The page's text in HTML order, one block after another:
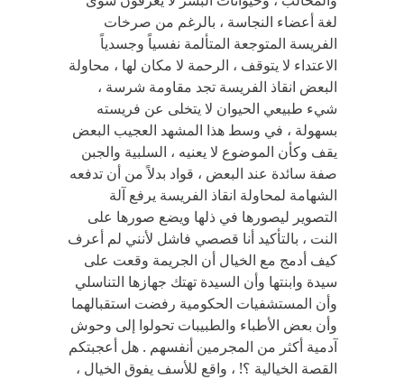
لغة أعضاء النجاسة ، بالرغم من صرخات
الفريسة المتوجعة المتألمة نفسياً وجسدياً
الاعتداء لا يتوقف ، الرحمة لا مكان لها ، محاولة
البعض انقاذ الفريسة تجد مقاومة شرسة ،
شيء طبيعي الحيوان لا يتخلى عن فريسته
بسهولة ، في وسط هذا المشهد العجيب البعض
يقف وكأن الموضوع لا يعنيه ، السلبية والجبن
صفة سائدة عند البعض ، قواد بدلاً من أن تدفعه
الشهامة لمحاولة انقاذ الفريسة يرفع آلة
التصوير ليصورها في ذلها ويضع صورها على
النت ، بالتأكيد أنا قصصي فاشل لأنني لم أعرف
كيف أدمج مع الخيال أن الجريمة وقعت على
سيدة وابنتها وأن السيدة تهتك جهازها التناسلي
وأن المستشفيات الحكومية رفضت استقبالهما
وأن بعض الأطباء والطبيبات تحولوا إلى وحوش
آدمية أكثر من المجرمين أنفسهم . هل أعجبتكم
القصة الخيالية ؟! ، واقع للأسف يفوق الخيال ،